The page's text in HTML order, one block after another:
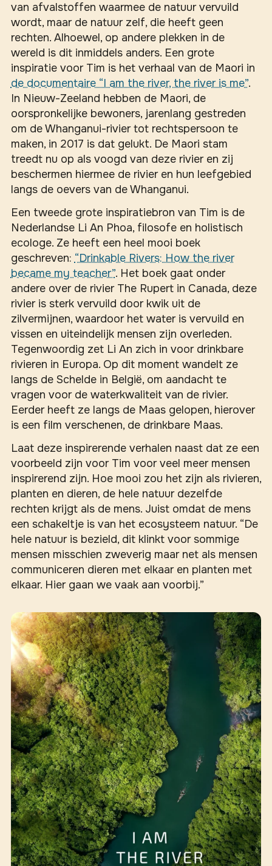
van afvalstoffen waarmee de natuur vervuild
wordt, maar de natuur zelf, die heeft geen
rechten. Alhoewel, op andere plekken in de
wereld is dit inmiddels anders. Een grote
inspiratie voor Tim is het verhaal van de Maori in
de documentaire “I am the river, the river is me”.
In Nieuw-Zeeland hebben de Maori, de
oorspronkelijke bewoners, jarenlang gestreden
om de Whanganui-rivier tot rechtspersoon te
maken, in 2017 is dat gelukt. De Maori stam
treedt nu op als voogd van deze rivier en zij
beschermen hiermee de rivier en hun leefgebied
langs de oevers van de Whanganui.
Een tweede grote inspiratiebron van Tim is de
Nederlandse Li An Phoa, filosofe en holistisch
ecologe. Ze heeft een heel mooi boek
geschreven: “Drinkable Rivers: How the river
became my teacher”. Het boek gaat onder
andere over de rivier The Rupert in Canada, deze
rivier is sterk vervuild door kwik uit de
zilvermijnen, waardoor het water is vervuild en
vissen en uiteindelijk mensen zijn overleden.
Tegenwoordig zet Li An zich in voor drinkbare
rivieren in Europa. Op dit moment wandelt ze
langs de Schelde in België, om aandacht te
vragen voor de waterkwaliteit van de rivier.
Eerder heeft ze langs de Maas gelopen, hierover
is een film verschenen, de drinkbare Maas.
Laat deze inspirerende verhalen naast dat ze een
voorbeeld zijn voor Tim voor veel meer mensen
inspirerend zijn. Hoe mooi zou het zijn als rivieren,
planten en dieren, de hele natuur dezelfde
rechten krijgt als de mens. Juist omdat de mens
een schakeltje is van het ecosysteem natuur. “De
hele natuur is bezield, dit klinkt voor sommige
mensen misschien zweverig maar net als mensen
communiceren dieren met elkaar en planten met
elkaar. Hier gaan we vaak aan voorbij.”